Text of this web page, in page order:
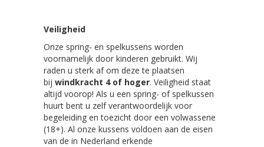
Veiligheid
Onze spring- en spelkussens worden
voornamelijk door kinderen gebruikt. Wij
raden u sterk af om deze te plaatsen
bij windkracht 4 of hoger. Veiligheid staat
altijd voorop! Als u een spring- of spelkussen
huurt bent u zelf verantwoordelijk voor
begeleiding en toezicht door een volwassene
(18+). Al onze kussens voldoen aan de eisen
van de in Nederland erkende